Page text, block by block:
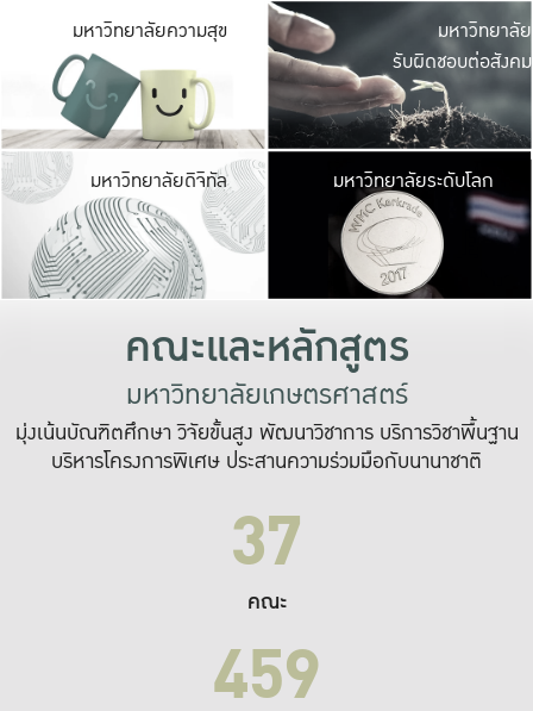
มหาวิทยาลัยความสุข มหาวิ
ค
เปิดประ
และพบเรื่องราวใ
มหาวิทยาลัย
รับผิดชอบต่อสังคม
มหาวิทยาลัยดิจิทัล มหาวิ
เปลี่ยนแปลง แล
เพื่อทำง
ระบบสารสนเทศ
มหาวิทยาลัยระดับโลก
คณะและหลักสูตร
มหาวิทยาลัยเกษตรศาสตร์
มุ่งเน้นบัณฑิตศึกษา วิจัยขั้นสูง พัฒนาวิชาการ บริการวิชาพื้นฐาน
บริหารโครงการพิเศษ ประสานความร่วมมือกับนานาชาติ
37
คณะ
459